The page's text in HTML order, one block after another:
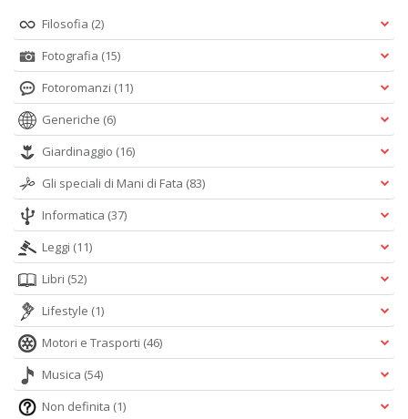
Filosofia (2)
Fotografia (15)
Fotoromanzi (11)
Generiche (6)
Giardinaggio (16)
Gli speciali di Mani di Fata (83)
Informatica (37)
Leggi (11)
Libri (52)
Lifestyle (1)
Motori e Trasporti (46)
Musica (54)
Non definita (1)